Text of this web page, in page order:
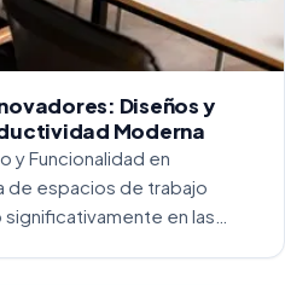
Diseños y
Moderna
y Funcionalidad en
de espacios de trabajo
en las